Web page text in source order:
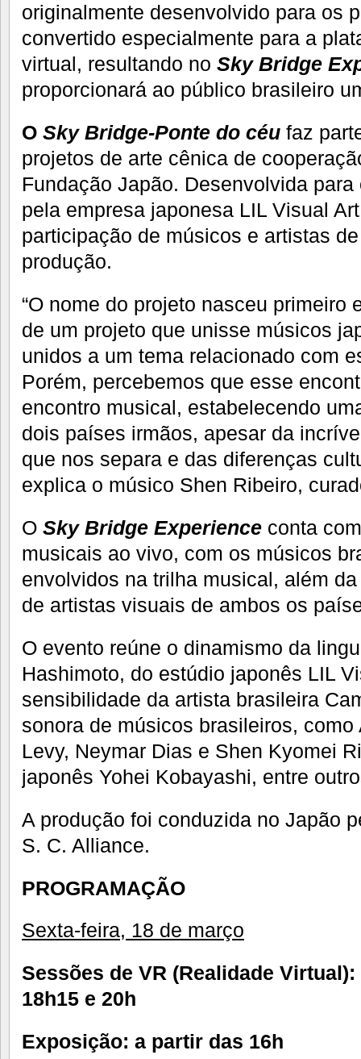
originalmente desenvolvido para os
convertido especialmente para a
virtual, resultando no Sky Bridge
proporcionará ao público brasileiro
O Sky Bridge-Ponte do céu faz
projetos de arte cênica de
Fundação Japão. Desenvolvida
pela empresa japonesa LIL Visual
participação de músicos e artistas
produção.
“O nome do projeto nasceu primeiro
de um projeto que unisse músicos
unidos a um tema relacionado com
Porém, percebemos que esse
encontro musical, estabelecendo
dois países irmãos, apesar da
que nos separa e das diferenças
explica o músico Shen Ribeiro,
O Sky Bridge Experience conta
musicais ao vivo, com os músicos
envolvidos na trilha musical, além
de artistas visuais de ambos os
O evento reúne o dinamismo da
Hashimoto, do estúdio japonês LIL
sensibilidade da artista brasileira
sonora de músicos brasileiros, como
Levy, Neymar Dias e Shen Kyomei
japonês Yohei Kobayashi, entre
A produção foi conduzida no Japão
S. C. Alliance.
PROGRAMAÇÃO
Sexta-feira, 18 de março
Sessões de VR (Realidade Virtual):
18h15 e 20h
Exposição: a partir das 16h